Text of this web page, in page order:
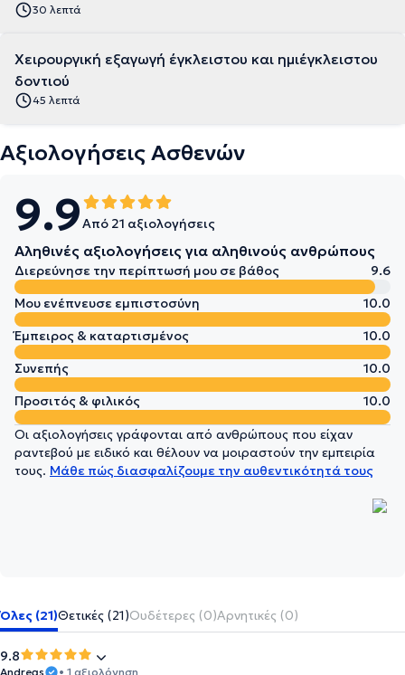
30 λεπτά
Χειρουργική εξαγωγή έγκλειστου και ημιέγκλειστου
δοντιού
45 λεπτά
Αξιολογήσεις Ασθενών
9.9Από 21 αξιολογήσεις
Αληθινές αξιολογήσεις για αληθινούς ανθρώπους
Διερεύνησε την περίπτωσή μου σε βάθος
9.6
Μου ενέπνευσε εμπιστοσύνη
10.0
Έμπειρος & καταρτισμένος
10.0
Συνεπής
10.0
Προσιτός & φιλικός
10.0
Οι αξιολογήσεις γράφονται από ανθρώπους που είχαν
ραντεβού με ειδικό και θέλουν να μοιραστούν την εμπειρία
τους. Μάθε πώς διασφαλίζουμε την αυθεντικότητά τους
Όλες (21)Θετικές (21)Ουδέτερες (0)Αρνητικές (0)
9.8
Andreas • 1 αξιολόγηση